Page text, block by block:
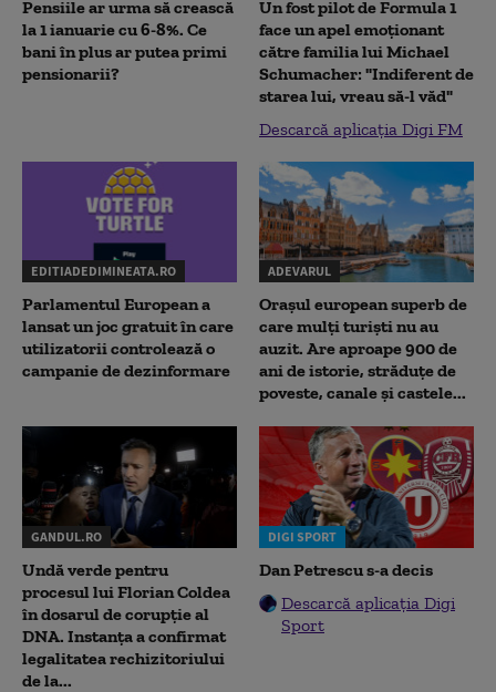
Pensiile ar urma să crească
la 1 ianuarie cu 6-8%. Ce
bani în plus ar putea primi
pensionarii?
Un fost pilot de Formula 1
face un apel emoționant
către familia lui Michael
Schumacher: "Indiferent de
starea lui, vreau să-l văd"
Descarcă aplicația Digi FM
EDITIADEDIMINEATA.RO
Parlamentul European a
lansat un joc gratuit în care
utilizatorii controlează o
campanie de dezinformare
ADEVARUL
Orașul european superb de
care mulți turiști nu au
auzit. Are aproape 900 de
ani de istorie, străduțe de
poveste, canale și castele...
GANDUL.RO
Undă verde pentru
procesul lui Florian Coldea
în dosarul de corupție al
DNA. Instanța a confirmat
legalitatea rechizitoriului
de la...
DIGI SPORT
Dan Petrescu s-a decis
Descarcă aplicația Digi
Sport